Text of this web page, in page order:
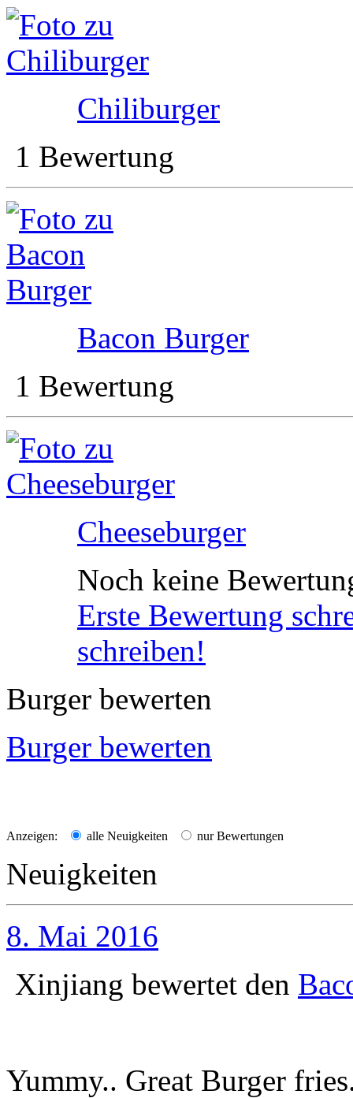
Chiliburger
1 Bewertung
Bacon Burger
1 Bewertung
Cheeseburger
Noch keine
Erste Bewertung
schreiben!
Burger bewerten
Burger bewerten
Anzeigen: alle Neuigkeiten nur Bewertungen
Neuigkeiten
8. Mai 2016
Xinjiang bewertet den
Yummy.. Great Burger